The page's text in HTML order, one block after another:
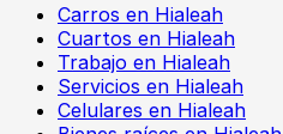
Carros en Hialeah
Cuartos en Hialeah
Trabajo en Hialeah
Servicios en Hialeah
Celulares en Hialeah